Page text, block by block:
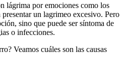
lágrima por emociones como los
un lagrimeo excesivo. Pero
sino que puede ser síntoma de
o infecciones.
Veamos cuáles son las causas